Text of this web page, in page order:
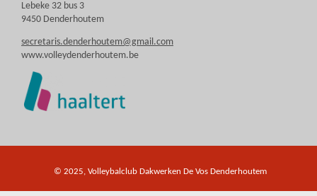
Lebeke 32 bus 3
9450 Denderhoutem
secretaris.denderhoutem@gmail.com
www.volleydenderhoutem.be
© 2025, Volleybalclub Dakwerken De Vos Denderhoutem